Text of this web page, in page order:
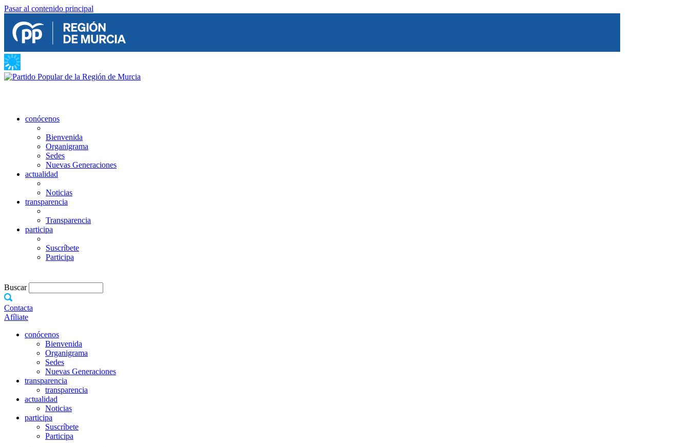
Pasar al contenido principal
conócenos
Bienvenida
Organigrama
Sedes
Nuevas Generaciones
actualidad
Noticias
transparencia
Transparencia
participa
Suscríbete
Participa
Buscar
Contacta
Afíliate
conócenos
Bienvenida
Organigrama
Sedes
Nuevas Generaciones
transparencia
transparencia
actualidad
Noticias
participa
Suscríbete
Participa